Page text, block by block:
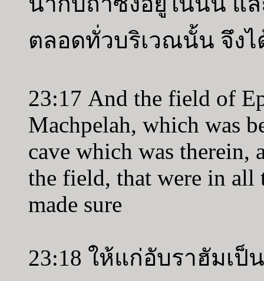
ตลอดทั่วบริเวณนั้น จึง
23:17 And the field of
Machpelah, which was
cave which was therein,
the field, that were in all
made sure
23:18 ให้แก่อับราฮัมเ